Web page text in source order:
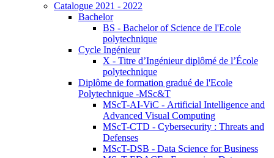
Catalogue 2021 - 2022
Bachelor
BS - Bachelor of Science de l'Ecole
polytechnique
Cycle Ingénieur
X - Titre d’Ingénieur diplômé de l’École
polytechnique
Diplôme de formation gradué de l'Ecole
Polytechnique -MSc&T
MScT-AI-ViC - Artificial Intelligence and
Advanced Visual Computing
MScT-CTD - Cybersecurity : Threats and
Defenses
MScT-DSB - Data Science for Business